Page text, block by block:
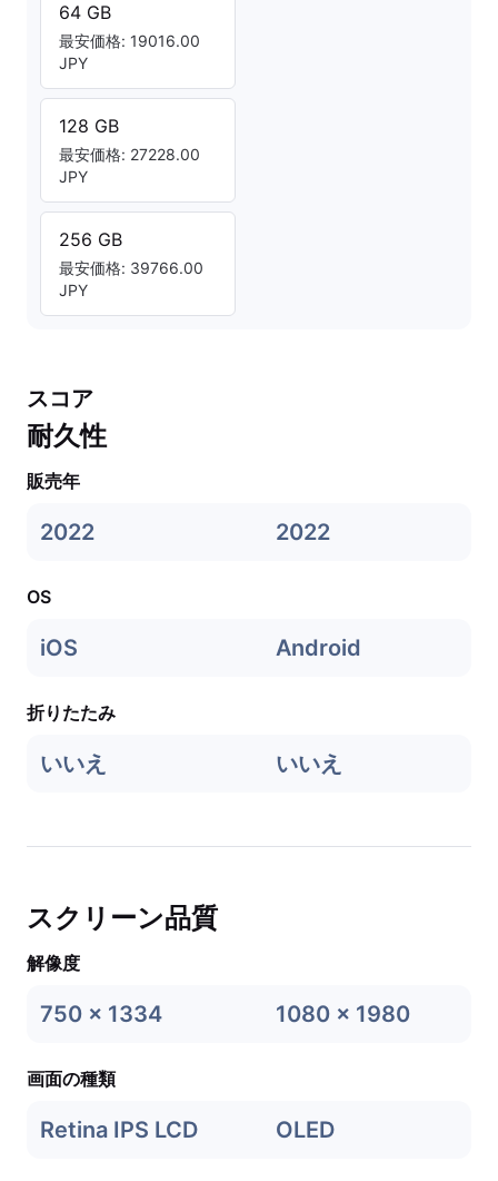
64 GB
最安価格: 19016.00
JPY
128 GB
最安価格: 27228.00
JPY
256 GB
最安価格: 39766.00
JPY
スコア
耐久性
販売年
2022 2022
OS
iOS Android
折りたたみ
いいえ いいえ
スクリーン品質
解像度
750 x 1334 1080 x 1980
画面の種類
Retina IPS LCD OLED